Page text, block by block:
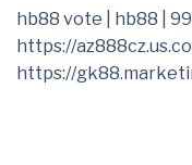
hb88 vote hb88
https://
https://